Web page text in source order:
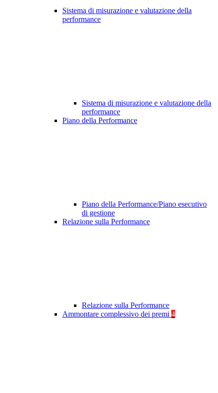
Sistema di misurazione e valutazione della
performance
Sistema di misurazione e valutazione della
performance
Piano della Performance
Piano della Performance/Piano esecutivo
di gestione
Relazione sulla Performance
Relazione sulla Performance
Ammontare complessivo dei premi 4